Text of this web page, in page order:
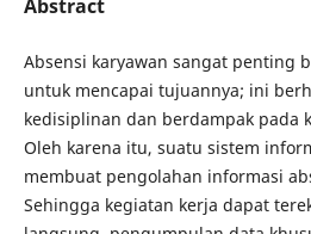
Abstract
Absensi karyawan sangat penting
untuk mencapai tujuannya; ini
kedisiplinan dan berdampak pada
Oleh karena itu, suatu sistem
membuat pengolahan informasi
Sehingga kegiatan kerja dapat